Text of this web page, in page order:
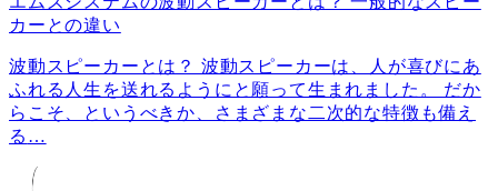
カーとの違い
波動スピーカーとは？ 波動スピーカーは、人が喜びにあ
ふれる人生を送れるようにと願って生まれました。 だか
らこそ、というべきか、さまざまな二次的な特徴も備え
る …